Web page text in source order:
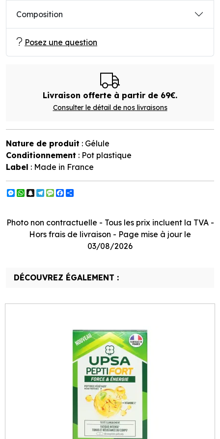
Composition
Posez une question
Livraison offerte à partir de 69€.
Consulter le détail de nos livraisons
Nature de produit : Gélule
Conditionnement : Pot plastique
Label : Made in France
Messenger
WhatsApp
Snapchat
Telegram
Message
Facebook
Photo non contractuelle - Tous les prix incluent la TVA -
Hors frais de livraison - Page mise à jour le
03/08/2026
DÉCOUVREZ ÉGALEMENT :